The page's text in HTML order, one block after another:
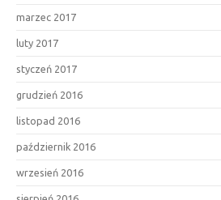
marzec 2017
luty 2017
styczeń 2017
grudzień 2016
listopad 2016
październik 2016
wrzesień 2016